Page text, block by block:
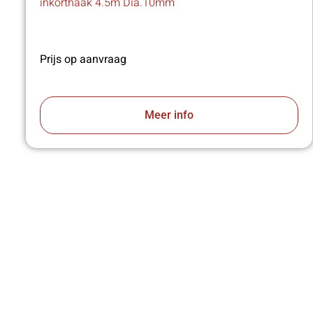
Prijs op aanvraag
Meer info